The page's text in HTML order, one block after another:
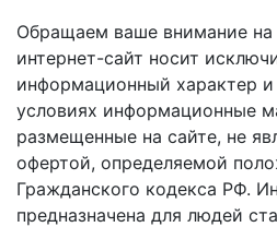
Обращаем ваше внимание на
интернет-сайт носит
информационный характер и
условиях информационные
размещенные на сайте, не
офертой, определяемой
Гражданского кодекса РФ.
предназначена для людей